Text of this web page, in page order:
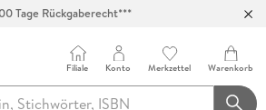
Tage Rückgaberecht***
Filiale Konto Merkzettel Warenkorb